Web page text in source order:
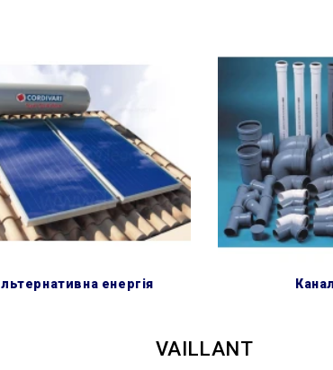
альтернативна енергія
VAILLANT